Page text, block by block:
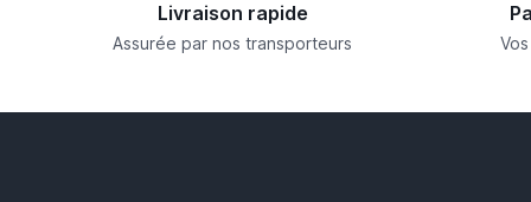
Livraison rapide
Assurée par nos transporteurs